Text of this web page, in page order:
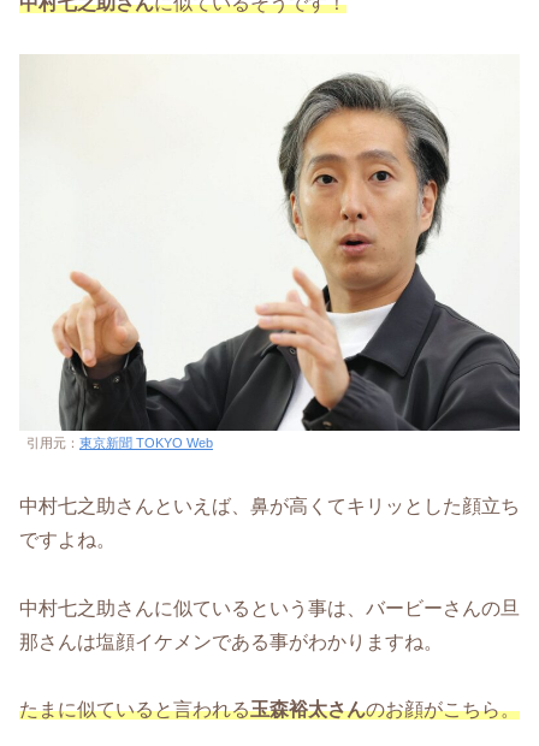
引用元： 東京新聞 TOKYO Web
中村七之助さんといえば、鼻が高くてキリッとした顔立ち
ですよね。
中村七之助さんに似ているという事は、バービーさんの旦
那さんは塩顔イケメンである事がわかりますね。
たまに似ていると言われる玉森裕太さんのお顔がこちら。